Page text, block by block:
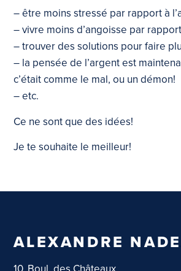
– être moins stressé par rapport à
– vivre moins d’angoisse par
– trouver des solutions pour faire
– la pensée de l’argent est
c’était comme le mal, ou un démon!
– etc.
Ce ne sont que des idées!
Je te souhaite le meilleur!
ALEXANDRE